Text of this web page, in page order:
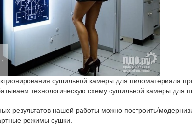
сушильной камеры для пиломатериала
технологическую схему сушильной камеры для
результатов нашей работы можно построить/
режимы сушки.